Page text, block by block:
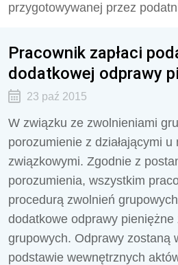
przygotowywanej przez
Pracownik zapłaci
dodatkowej odprawy
23 paź 2015
W związku ze zwolnieniami
porozumienie z działającymi
związkowymi. Zgodnie z
porozumienia, wszystkim
procedurą zwolnień grupowych
dodatkowe odprawy pieniężne
grupowych. Odprawy zostaną
podstawie wewnętrznych